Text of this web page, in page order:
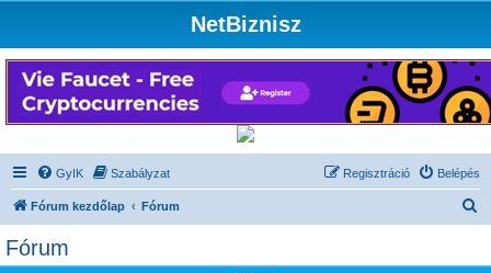
NetBiznisz
GyIK Szabályzat Belépés
Regisztráció
Fórum kezdőlap Fórum
Fórum